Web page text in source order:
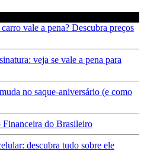
vale a pena? Descubra preços
veja se vale a pena para
no saque-aniversário (e como
Financeira do Brasileiro
descubra tudo sobre ele